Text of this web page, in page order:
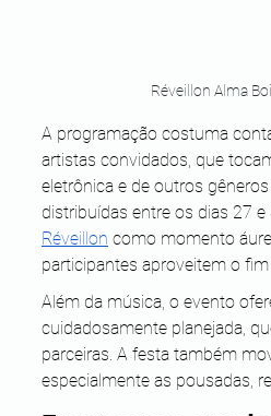
Réveillon Alma
A programação costuma
artistas convidados, que
eletrônica e de outros
distribuídas entre os dias 27
Réveillon como momento
participantes aproveitem o
Além da música, o evento
cuidadosamente planejada,
parceiras. A festa também
especialmente as pousadas,